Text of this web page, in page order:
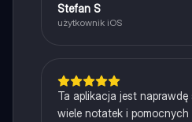
Stefan S
użytkownik iOS
Ta aplikacja jest
wiele notatek i pomocnych